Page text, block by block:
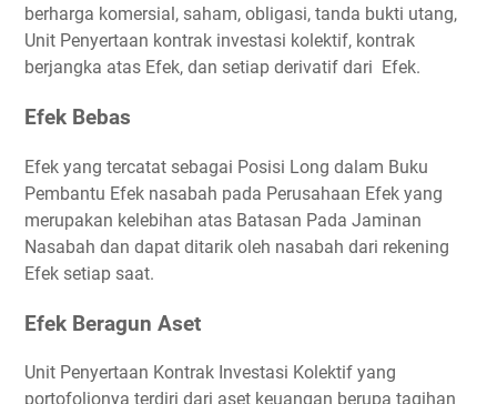
berharga komersial, saham, obligasi, tanda bukti utang,
Unit Penyertaan kontrak investasi kolektif, kontrak
berjangka atas Efek, dan setiap derivatif dari Efek.
Efek Bebas
Efek yang tercatat sebagai Posisi Long dalam Buku
Pembantu Efek nasabah pada Perusahaan Efek yang
merupakan kelebihan atas Batasan Pada Jaminan
Nasabah dan dapat ditarik oleh nasabah dari rekening
Efek setiap saat.
Efek Beragun Aset
Unit Penyertaan Kontrak Investasi Kolektif yang
portofolionya terdiri dari aset keuangan berupa tagihan